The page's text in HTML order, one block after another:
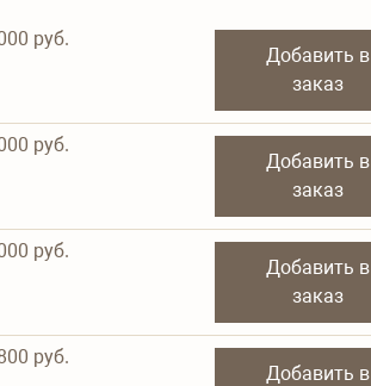
руб.
Добавить в
заказ
руб.
Добавить в
заказ
руб.
Добавить в
заказ
руб.
Добавить в